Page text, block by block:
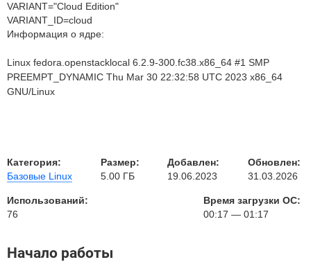
VARIANT="Cloud Edition"
VARIANT_ID=cloud
Информация о ядре:
Linux fedora.openstacklocal 6.2.9-300.fc38.x86_64 #1 SMP
PREEMPT_DYNAMIC Thu Mar 30 22:32:58 UTC 2023 x86_64
GNU/Linux
Категория:
Базовые Linux
Размер:
5.00 ГБ
Добавлен:
19.06.2023
Обновлен:
31.03.2026
Использований:
76
Время загрузки ОС:
00:17 — 01:17
Начало работы